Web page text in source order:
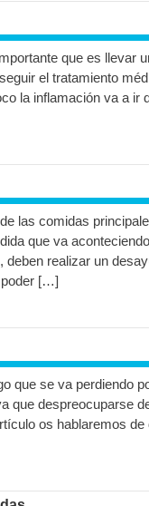
que es llevar
el tratamiento
la inflamación va a ir
las comidas
que va
realizar un
poder […]
que se va perdiendo
que despreocuparse
os hablaremos